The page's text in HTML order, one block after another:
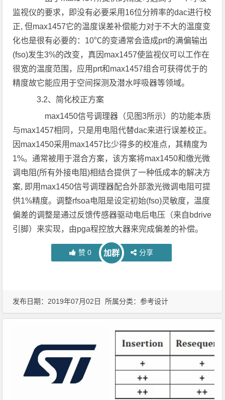
监视仪的要求，即没有必要采用16位分辨率的dac进行校
正, 但max1457它的温度误差补偿能力对于不大的温度变
化也是很有必要的：10℃的变通常会造成prt的满偏输出
(fso)发生3%的改变，真因max1457使监视仪可以工作在
很宽的温度范围，应用prt和max1457组合可获得优于的
精度故它能应用于空间探测及潜水呼吸器等领域。
3.2、简化校正方案
max1450信号调理器（见图3所示）的功能本质
与max1457相同，只是用电阻代替dac来进行误差校正。
因max1450采用max1457比少得多的校准点，其精度为
1%。通常被用于混合方案，该方案将max1450和缴光微
调电阻(所有外接电阻)相结合提供了一种低成本的解决方
案, 即用max1450信号调理器配合外部激光微调电阻可提
供1%精度。调整rfsoa电阻是设定初始(fso)灵敏度，温度
偏差的调整是通过反馈传感器驱动电后电压（来自bdrive
引脚）来实现，由pga程控放大器来完成偏差的补偿。
赞 0 加群 分享
发布日期：2019年07月02日 所属分类：参考设计